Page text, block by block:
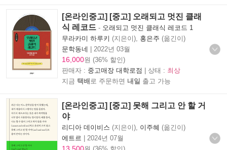
[온라인중고] [중고] 오래되고 멋진 클래
식 레코드 - 오래되고 멋진 클래식 레코드 1
무라카미 하루키 (지은이), 홍은주 (옮긴이)
문학동네
2022년 03월
16,000원 (36% 할인)
판매자 : 중고매장 대학로점 | 상태 : 최상
지금 택배 로 주문하면 내일 출고 가능
[온라인중고] [중고] 못해 그리고 안 할 거
야
리디아 데이비스 (지은이), 이주혜 (옮긴이)
에트르
2024년 07월